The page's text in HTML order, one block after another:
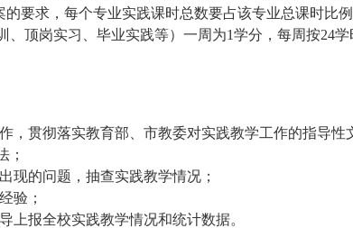
要求，每个专业实践课时总数要占该专业总课时比
、顶岗实习、毕业实践等）一周为1学分，每周按24学
，贯彻落实教育部、市教委对实践教学工作的指导性
；
现的问题，抽查实践教学情况；
验；
上报全校实践教学情况和统计数据。